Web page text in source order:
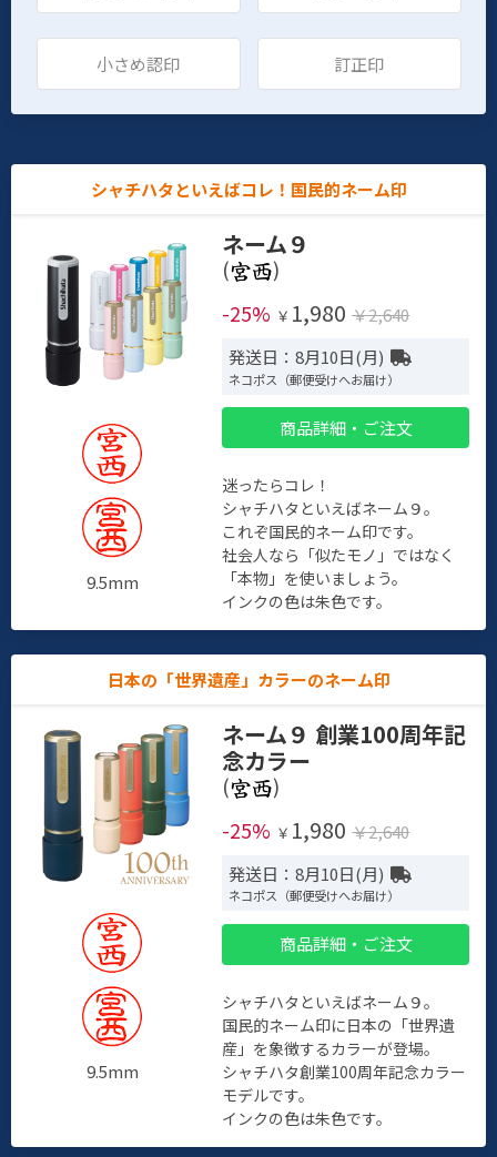
小さめ認印 訂正印
シャチハタといえばコレ！国民的ネーム印
9.5mm
ネーム９
(
)
-25% ￥ 1,980 ￥2,640
発送日：8月10日(月)
ネコポス（郵便受けへお届け）
商品詳細・ご注文
迷ったらコレ！
シャチハタといえばネーム９。
これぞ国民的ネーム印です。
社会人なら「似たモノ」ではなく
「本物」を使いましょう。
インクの色は朱色です。
日本の「世界遺産」カラーのネーム印
9.5mm
ネーム９ 創業100周年記
念カラー
(
)
-25% ￥ 1,980 ￥2,640
発送日：8月10日(月)
ネコポス（郵便受けへお届け）
商品詳細・ご注文
シャチハタといえばネーム９。
国民的ネーム印に日本の「世界遺
産」を象徴するカラーが登場。
シャチハタ創業100周年記念カラー
モデルです。
インクの色は朱色です。